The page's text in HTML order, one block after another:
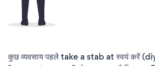
कुछ व्यवसाय पहले take a stab at स्वयं करें